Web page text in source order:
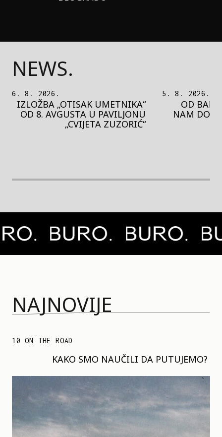
NEWS.
5. 8. 2026.
OD BAROKA DO REJVA: ŠTA
NAM DONOSI NOVI BUPBAP
FESTIVAL?
5. 8. 2026.
PEDJA
MOTIVE
NAJNOVIJE
10 ON THE ROAD
KAKO SMO NAUČILI DA PUTUJEMO?